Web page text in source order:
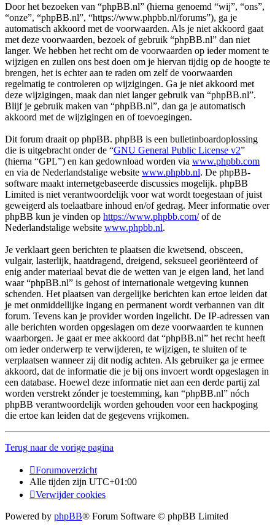
Door het bezoeken van “phpBB.nl” (hierna genoemd “wij”, “ons”,
“onze”, “phpBB.nl”, “https://www.phpbb.nl/forums”), ga je
automatisch akkoord met de voorwaarden. Als je niet akkoord gaat
met deze voorwaarden, bezoek of gebruik “phpBB.nl” dan niet
langer. We hebben het recht om de voorwaarden op ieder moment te
wijzigen en zullen ons best doen om je hiervan tijdig op de hoogte te
brengen, het is echter aan te raden om zelf de voorwaarden
regelmatig te controleren op wijzigingen. Ga je niet akkoord met
deze wijzigingen, maak dan niet langer gebruik van “phpBB.nl”.
Blijf je gebruik maken van “phpBB.nl”, dan ga je automatisch
akkoord met de wijzigingen en of toevoegingen.
Dit forum draait op phpBB. phpBB is een bulletinboardoplossing
die is uitgebracht onder de “GNU General Public License v2”
(hierna “GPL”) en kan gedownload worden via www.phpbb.com
en via de Nederlandstalige website www.phpbb.nl. De phpBB-
software maakt internetgebaseerde discussies mogelijk. phpBB
Limited is niet verantwoordelijk voor wat wordt toegestaan of juist
geweigerd als toelaatbare inhoud en/of gedrag. Meer informatie over
phpBB kun je vinden op https://www.phpbb.com/of de
Nederlandstalige website www.phpbb.nl.
Je verklaart geen berichten te plaatsen die kwetsend, obsceen,
vulgair, lasterlijk, haatdragend, dreigend, seksueel georiënteerd of
enig ander materiaal bevat die de wetten van je eigen land, het land
waar “phpBB.nl” is gehost of internationale wetgeving kunnen
schenden. Het plaatsen van dergelijke berichten kan ertoe leiden dat
je met onmiddellijke ingang en permanent wordt verbannen van dit
forum. Tevens kan je provider worden ingelicht. De IP-adressen van
alle berichten worden opgeslagen om deze voorwaarden te kunnen
waarborgen. Je gaat er mee akkoord dat “phpBB.nl” het recht heeft
om ieder onderwerp te verwijderen, te wijzigen, te sluiten of te
verplaatsen wanneer zij dit nodig achten. Als gebruiker ga je ermee
akkoord, dat de informatie die je bij ons invoert wordt opgeslagen in
een database. Hoewel deze informatie niet aan een derde partij zal
worden verstrekt zónder je toestemming, kan “phpBB.nl” nóch
phpBB verantwoordelijk worden gehouden voor een hackpoging
die ertoe kan leiden dat de gegevens vrijkomen.
Terug naar de vorige pagina
Forumoverzicht
Alle tijden zijn UTC+01:00
Verwijder cookies
Powered by phpBB® Forum Software © phpBB Limited